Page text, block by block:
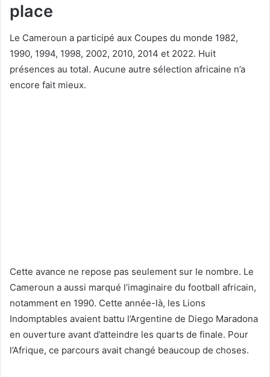
place
Le Cameroun a participé aux Coupes du monde 1982,
1990, 1994, 1998, 2002, 2010, 2014 et 2022. Huit
présences au total. Aucune autre sélection africaine n’a
encore fait mieux.
Cette avance ne repose pas seulement sur le nombre. Le
Cameroun a aussi marqué l’imaginaire du football africain,
notamment en 1990. Cette année-là, les Lions
Indomptables avaient battu l’Argentine de Diego Maradona
en ouverture avant d’atteindre les quarts de finale. Pour
l’Afrique, ce parcours avait changé beaucoup de choses.